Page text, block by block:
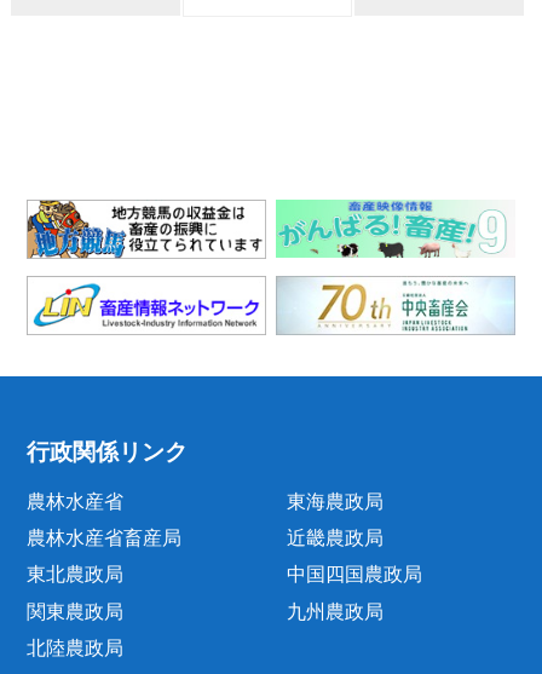
行政関係リンク
農林水産省
農林水産省畜産局
東北農政局
関東農政局
北陸農政局
東海農政局
近畿農政局
中国四国農政局
九州農政局